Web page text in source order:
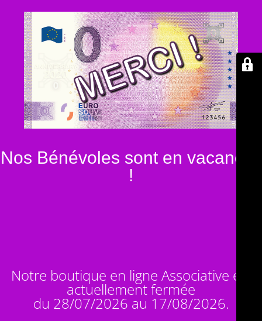
Nos Bénévoles sont en vacances
!
Notre boutique en ligne Associative est
actuellement fermée
du 28/07/2026 au 17/08/2026.